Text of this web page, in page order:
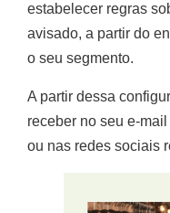
estabelecer regras
avisado, a partir do
o seu segmento.
A partir dessa
receber no seu e-
ou nas redes sociais